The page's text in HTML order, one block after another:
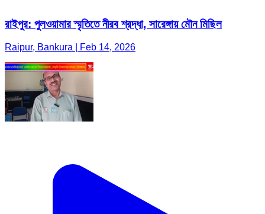
রাইপুর: পুলওয়ামার স্মৃতিতে নীরব শ্রদ্ধা, সারেঙ্গায় মৌন মিছিল
Raipur, Bankura | Feb 14, 2026